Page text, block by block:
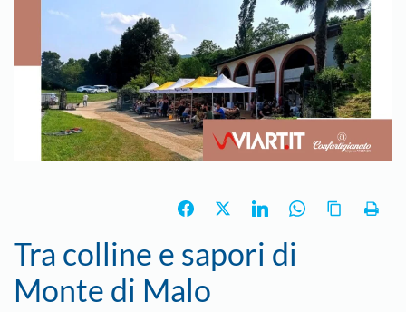
Tra colline e sapori di
Monte di Malo